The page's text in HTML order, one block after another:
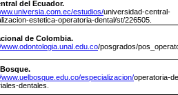
del Ecuador.
estudios/universidad-central-
estetica-operatoria-dental/st/226505.
de Colombia.
www.odontologia.unal.edu.co/posgrados/
www.uelbosque.edu.co/especializacion/operatoria-
dentales.